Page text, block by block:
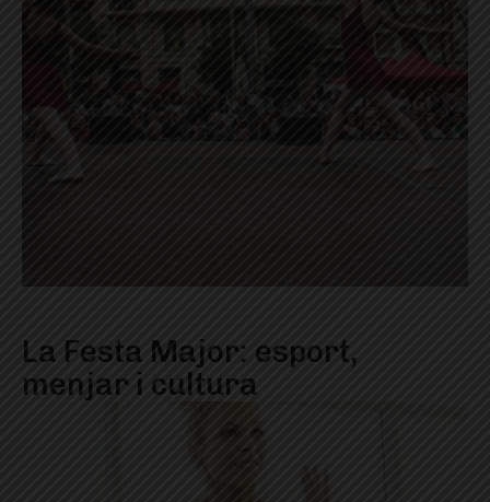
La Festa Major: esport,
menjar i cultura